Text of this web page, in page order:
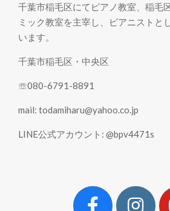
千葉市稲毛区にてピアノ教室、稲毛
ミック教室を主宰し、ピアニストと
います。
千葉市稲毛区・中央区
☏080-6791-8891
mail: todamiharu@yahoo.co.jp
LINE公式アカウント: @bpv4471s